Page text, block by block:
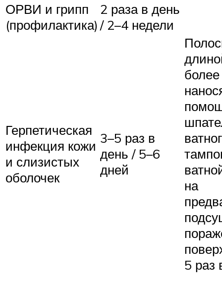
ОРВИ и грипп
(профилактика)
2 раза в день
/ 2–4 недели
Герпетическая
инфекция кожи
и слизистых
оболочек
3–5 раз в
день / 5–6
дней
на
5 раз